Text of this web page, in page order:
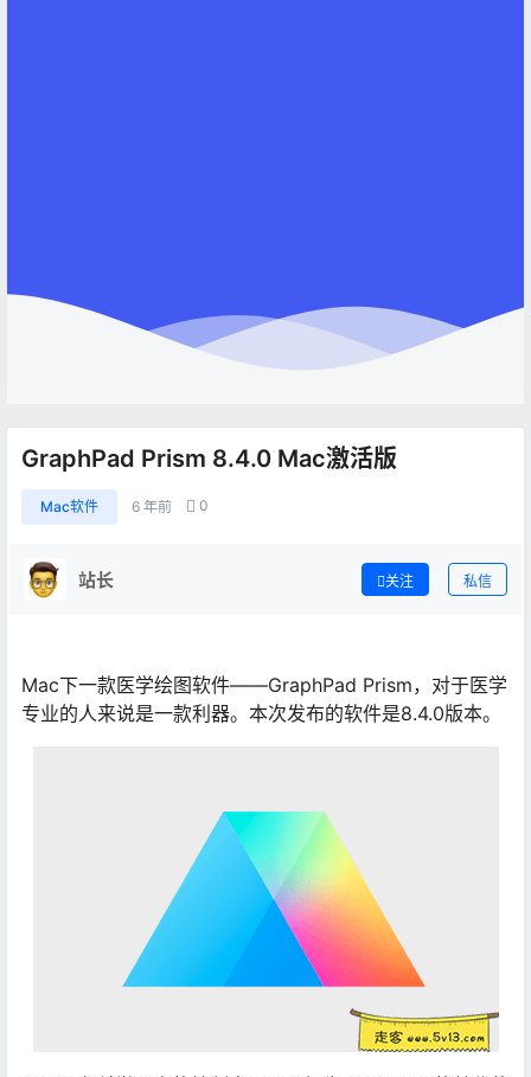
GraphPad Prism 8.4.0 Mac激活版
Mac软件 6 年前 0
站长 关注 私信
Mac下一款医学绘图软件——GraphPad Prism，对于医学
专业的人来说是一款利器。本次发布的软件是8.4.0版本。